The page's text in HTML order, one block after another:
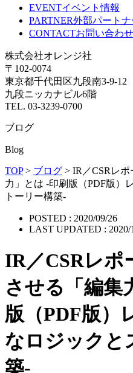
EVENTイベント情報
PARTNER外部パートナ
CONTACTお問い合わせ
株式会社オレンジ社
〒102-0074
東京都千代田区九段南3-9-12
九段ニッカナビル6階
TEL. 03-3239-0700
ブログ
Blog
TOP> ブログ > IR／CSRレ
力」とは -印刷版（PDF版）
トーリー構築-
POSTED : 2020/09/26
LAST UPDATED : 2020/
IR／CSRレポ
させる「編集
版（PDF版）
なロジックと
築-